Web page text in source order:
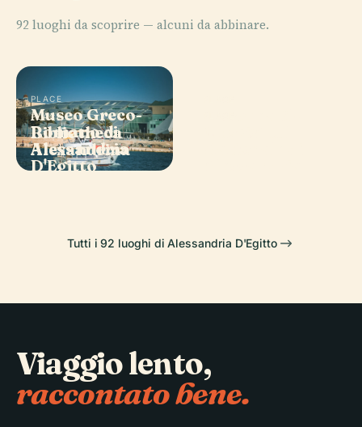
92 luoghi da scoprire — alcuni da abbinare.
PLACE
Bibliotheca
Alexandrina
PLACE
Museo Greco-
Romano di
Alessandria
D'Egitto
Tutti i 92 luoghi di Alessandria D'Egitto
Viaggio lento,
raccontato bene.